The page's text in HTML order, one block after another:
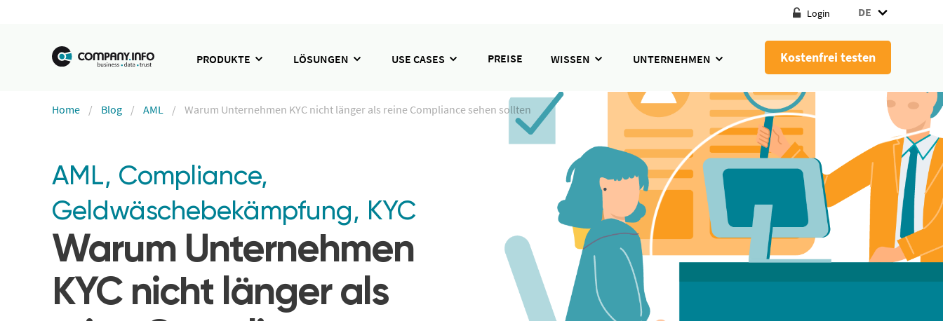
Login DE
PRODUKTE LÖSUNGEN USE CASES PREISE WISSEN UNTERNEHMEN Kostenfrei testen
Home Blog AML Warum Unternehmen KYC nicht länger als reine Compliance sehen sollten
AML, Compliance,
Geldwäschebekämpfung, KYC
Warum Unternehmen
KYC nicht länger als